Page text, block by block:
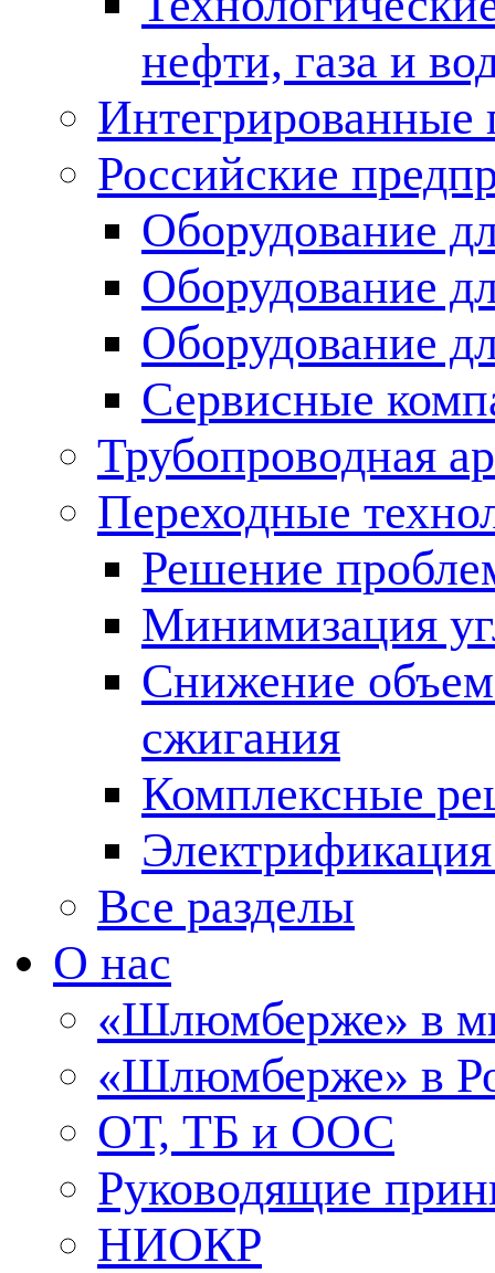
нефти, газа и
Российские
Оборудование
Оборудование
Оборудование
Сервисные
Трубопроводная
Переходные
Решение
Минимизация
Снижение
сжигания
Комплексные
Все разделы
О нас
«Шлюмберже» в
«Шлюмберже» в
ОТ, ТБ и ООС
Руководящие
НИОКР